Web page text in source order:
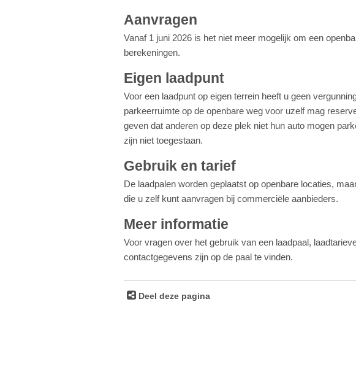
Aanvragen
Vanaf 1 juni 2026 is het niet meer mogelijk om een
berekeningen.
Eigen laadpunt
Voor een laadpunt op eigen terrein heeft u geen
parkeerruimte op de openbare weg voor uzelf mag
geven dat anderen op deze plek niet hun auto mogen
zijn niet toegestaan.
Gebruik en tarief
De laadpalen worden geplaatst op openbare locaties,
die u zelf kunt aanvragen bij commerciële aanbieders.
Meer informatie
Voor vragen over het gebruik van een laadpaal,
contactgegevens zijn op de paal te vinden.
Deel deze pagina